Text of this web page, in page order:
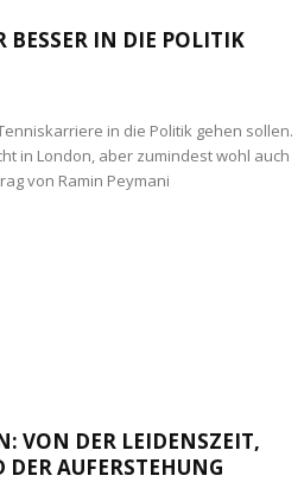
BESSER IN DIE POLITIK
in die Politik gehen sollen.
in London, aber zumindest wohl auch
von Ramin Peymani
VON DER LEIDENSZEIT,
AUFERSTEHUNG